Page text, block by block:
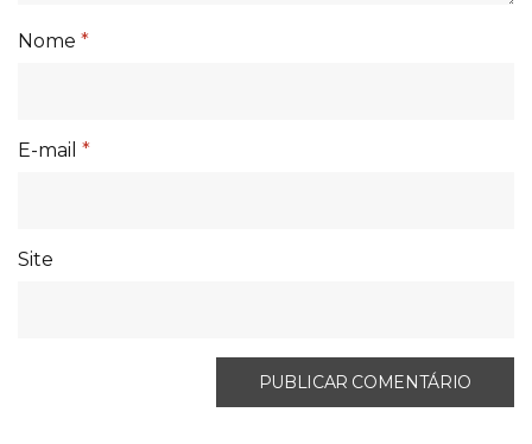
Nome *
E-mail *
Site